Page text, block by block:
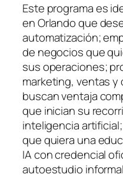
Este programa es
en Orlando que
automatización;
de negocios que
sus operaciones;
marketing, ventas
buscan ventaja
que inician su
inteligencia
que quiera una
IA con credencial
autoestudio